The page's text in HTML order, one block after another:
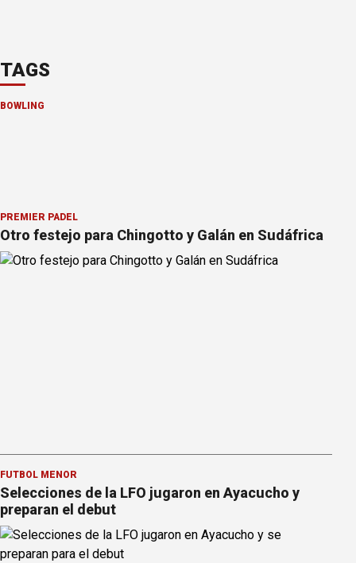
TAGS
BOWLING
PREMIER PÁDEL
Otro festejo para Chingotto y Galán en Sudáfrica
FÚTBOL MENOR
Selecciones de la LFO jugaron en Ayacucho y
preparan el debut